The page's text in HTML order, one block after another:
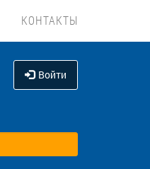
КОНТАКТЫ
Войти